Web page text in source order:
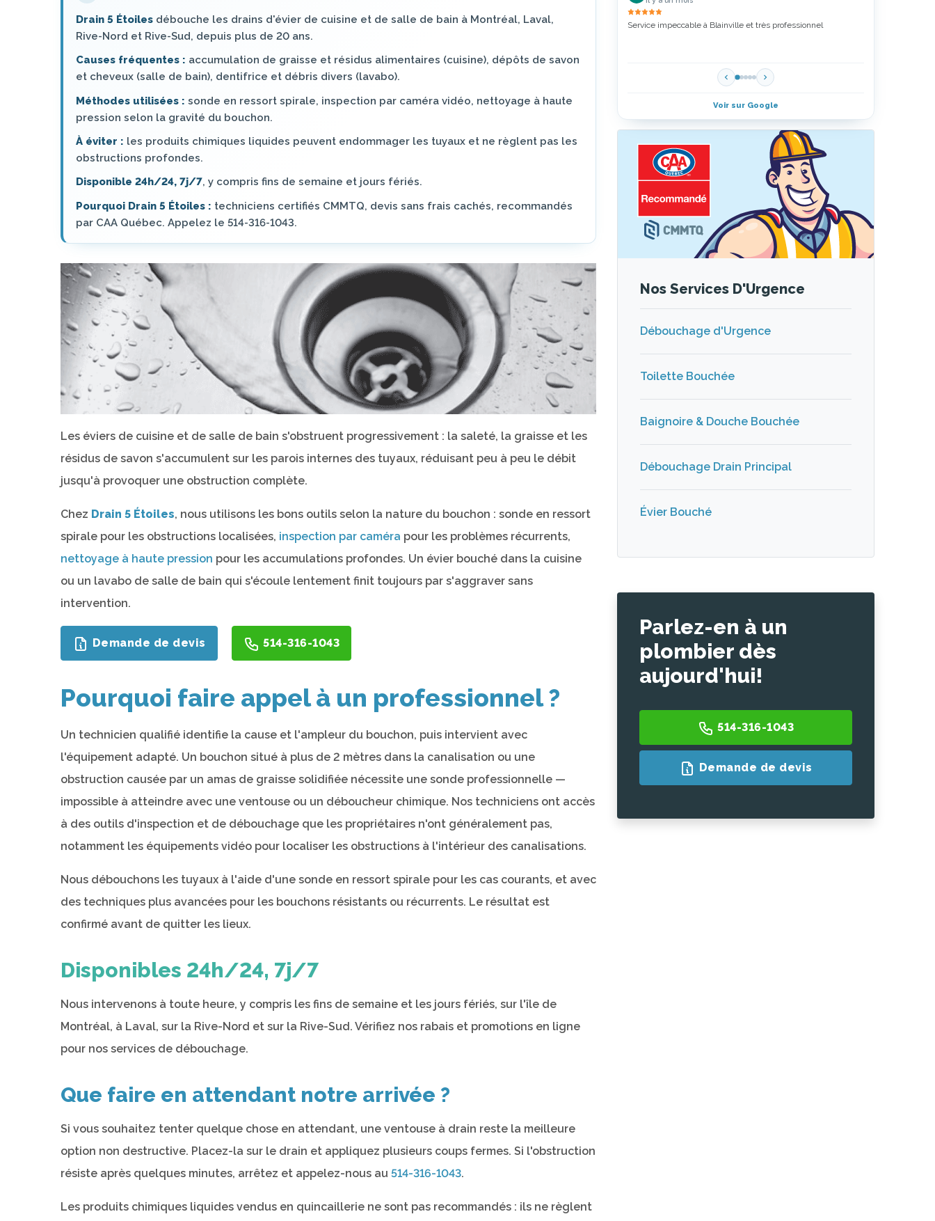
Drain 5 Étoiles débouche les drains d'évier de cuisine et de salle de bain à Montréal, Laval,
Rive-Nord et Rive-Sud, depuis plus de 20 ans.
Causes fréquentes : accumulation de graisse et résidus alimentaires (cuisine), dépôts de savon
et cheveux (salle de bain), dentifrice et débris divers (lavabo).
Méthodes utilisées : sonde en ressort spirale, inspection par caméra vidéo, nettoyage à haute
pression selon la gravité du bouchon.
À éviter : les produits chimiques liquides peuvent endommager les tuyaux et ne règlent pas les
obstructions profondes.
Disponible 24h/24, 7j/7, y compris fins de semaine et jours fériés.
Pourquoi Drain 5 Étoiles : techniciens certifiés CMMTQ, devis sans frais cachés, recommandés
par CAA Québec. Appelez le 514-316-1043.
Les éviers de cuisine et de salle de bain s'obstruent progressivement : la saleté, la graisse et les
résidus de savon s'accumulent sur les parois internes des tuyaux, réduisant peu à peu le débit
jusqu'à provoquer une obstruction complète.
Chez Drain 5 Étoiles, nous utilisons les bons outils selon la nature du bouchon : sonde en ressort
spirale pour les obstructions localisées, inspection par caméra pour les problèmes récurrents,
nettoyage à haute pression pour les accumulations profondes. Un évier bouché dans la cuisine
ou un lavabo de salle de bain qui s'écoule lentement finit toujours par s'aggraver sans
intervention.
Demande de devis 514-316-1043
Pourquoi faire appel à un professionnel ?
Un technicien qualifié identifie la cause et l'ampleur du bouchon, puis intervient avec
l'équipement adapté. Un bouchon situé à plus de 2 mètres dans la canalisation ou une
obstruction causée par un amas de graisse solidifiée nécessite une sonde professionnelle —
impossible à atteindre avec une ventouse ou un déboucheur chimique. Nos techniciens ont accès
à des outils d'inspection et de débouchage que les propriétaires n'ont généralement pas,
notamment les équipements vidéo pour localiser les obstructions à l'intérieur des canalisations.
Nous débouchons les tuyaux à l'aide d'une sonde en ressort spirale pour les cas courants, et avec
des techniques plus avancées pour les bouchons résistants ou récurrents. Le résultat est
confirmé avant de quitter les lieux.
Disponibles 24h/24, 7j/7
Nous intervenons à toute heure, y compris les fins de semaine et les jours fériés, sur l'île de
Montréal, à Laval, sur la Rive-Nord et sur la Rive-Sud. Vérifiez nos rabais et promotions en ligne
pour nos services de débouchage.
Que faire en attendant notre arrivée ?
Si vous souhaitez tenter quelque chose en attendant, une ventouse à drain reste la meilleure
option non destructive. Placez-la sur le drain et appliquez plusieurs coups fermes. Si l'obstruction
résiste après quelques minutes, arrêtez et appelez-nous au 514-316-1043.
Les produits chimiques liquides vendus en quincaillerie ne sont pas recommandés : ils ne règlent
Service impeccable à Blainville et très professionnel
Voir sur Google
Nos Services D'Urgence
Débouchage d'Urgence
Toilette Bouchée
Baignoire & Douche Bouchée
Débouchage Drain Principal
Évier Bouché
Parlez-en à un
plombier dès
aujourd'hui!
514-316-1043
Demande de devis